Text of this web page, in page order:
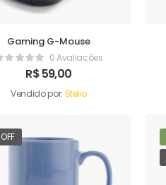
Gaming G-Mouse
0 Avaliações
R$59,00
Vendido por: Stelio